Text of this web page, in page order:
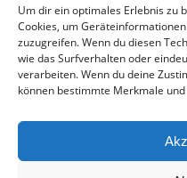
Um dir ein optimales Erlebnis zu
Cookies, um
zuzugreifen. Wenn du diesen
wie das Surfverhalten oder
verarbeiten. Wenn du deine
können bestimmte Merkmale
30. Juli 2026
Deine Spielminute: 89+1
28. Juli 2026
Neuer Rückensponsor
Neue Podcast-Folge: So
27. Juli 2026